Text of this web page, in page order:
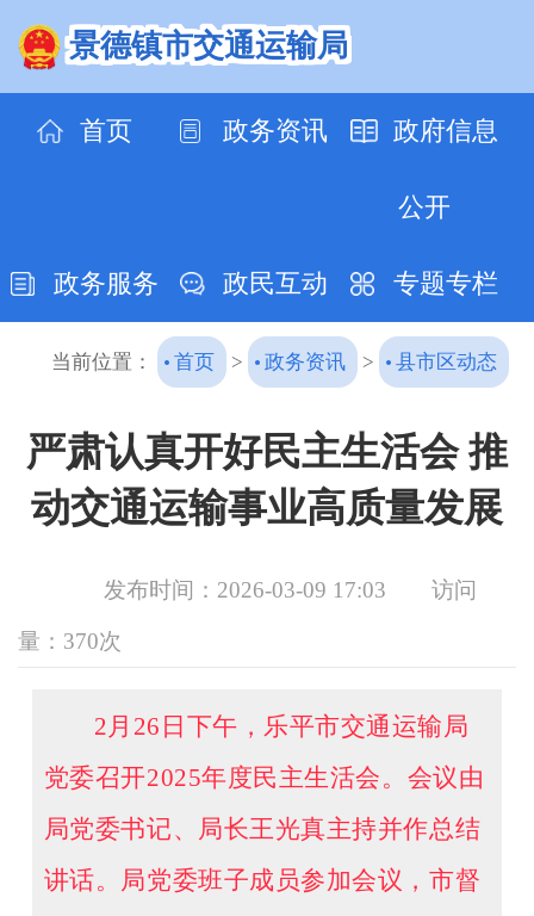
景德镇市交通运输局
首页 政务资讯 政府信息
公开
政务服务 政民互动 专题专栏
当前位置： 首页 > 政务资讯 > 县市区动态
严肃认真开好民主生活会 推
动交通运输事业高质量发展
发布时间：2026-03-09 17:03 访问
量： 370次
2月26日下午，乐平市交通运输局
党委召开2025年度民主生活会。会议由
局党委书记、局长王光真主持并作总结
讲话。局党委班子成员参加会议，市督